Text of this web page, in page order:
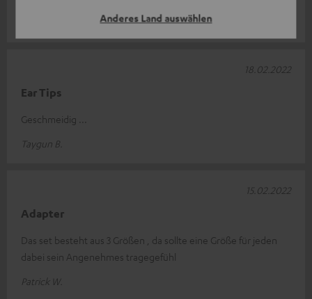
Anderes Land auswählen
Ear Tips
Geschmeidig ...
Taygun B.
18.02.2022
Adapter
Das set besteht aus 3 Größen , da sollte eine Größe für jeden
dabei sein Angenehmes tragegefühl
Patrick W.
15.02.2022